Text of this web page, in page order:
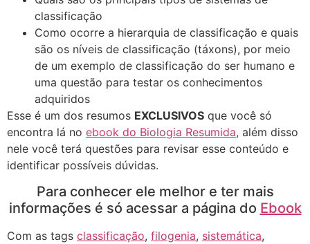
classificação
Como ocorre a hierarquia de classificação e quais
são os níveis de classificação (táxons), por meio
de um exemplo de classificação do ser humano e
uma questão para testar os conhecimentos
adquiridos
Esse é um dos resumos EXCLUSIVOS que você só
encontra lá no ebook do Biologia Resumida, além disso
nele você terá questões para revisar esse conteúdo e
identificar possíveis dúvidas.
Para conhecer ele melhor e ter mais
informações é só acessar a página do Ebook
Com as tags classificação, filogenia, sistemática,